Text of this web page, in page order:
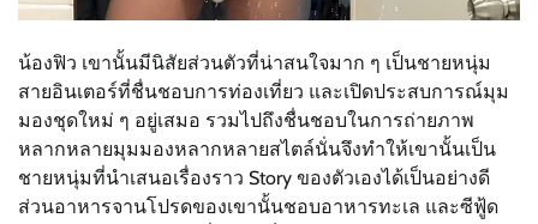
น้องฟิว เขานั้นมีนิสัยส่วนตัวที่น่าสนใจมาก ๆ เป็นชายหนุ่ม
สายอินเตอร์ที่ชื่นชอบการท่องเที่ยว และเปิดประสบการณ์มุม
มองชุดใหม่ ๆ อยู่เสมอ รวมไปถึงชื่นชอบในการถ่ายภาพ
หลากหลายมุมมองหลากหลายสไตล์นั่นจึงทำให้เขานั้นเป็น
ชายหนุ่มที่นำเสนอเรื่องราว Story ของตัวเองได้เป็นอย่างดี
ส่วนอาหารจานโปรดของเขานั้นชอบอาหารทะเล และซีฟู้ด